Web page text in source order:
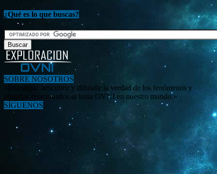
¿Qué es lo que buscas?
SOBRE NOSOTROS
«Investigar, descubrir y difundir la verdad de los fenómenos y
enigmas relacionados al tema OVNI en nuestro mundo.»
SÍGUENOS